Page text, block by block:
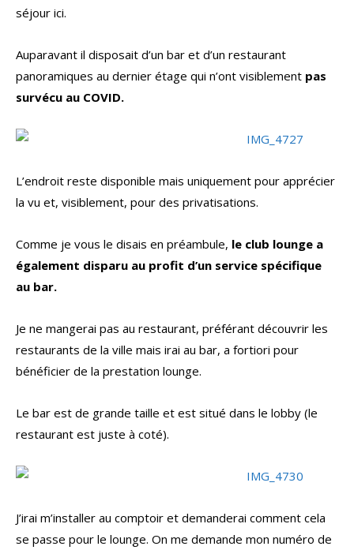
séjour ici.
Auparavant il disposait d’un bar et d’un restaurant
panoramiques au dernier étage qui n’ont visiblement pas
survécu au COVID.
L’endroit reste disponible mais uniquement pour apprécier
la vu et, visiblement, pour des privatisations.
Comme je vous le disais en préambule, le club lounge a
également disparu au profit d’un service spécifique
au bar.
Je ne mangerai pas au restaurant, préférant découvrir les
restaurants de la ville mais irai au bar, a fortiori pour
bénéficier de la prestation lounge.
Le bar est de grande taille et est situé dans le lobby (le
restaurant est juste à coté).
J’irai m’installer au comptoir et demanderai comment cela
se passe pour le lounge. On me demande mon numéro de